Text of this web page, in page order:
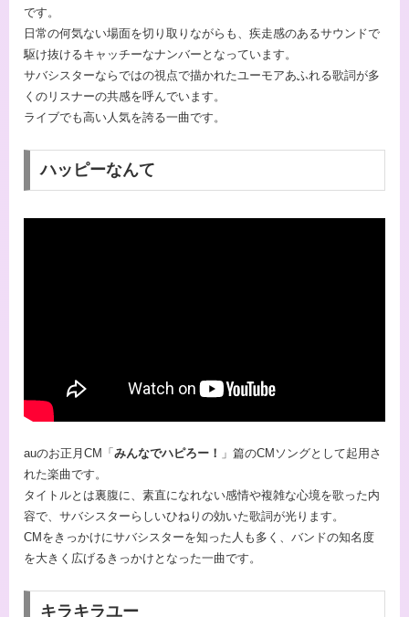
です。
日常の何気ない場面を切り取りながらも、疾走感のあるサウンドで
駆け抜けるキャッチーなナンバーとなっています。
サバシスターならではの視点で描かれたユーモアあふれる歌詞が多
くのリスナーの共感を呼んでいます。
ライブでも高い人気を誇る一曲です。
ハッピーなんて
auのお正月CM「 みんなでハピろー！ 」篇のCMソングとして起用さ
れた楽曲です。
タイトルとは裏腹に、素直になれない感情や複雑な心境を歌った内
容で、サバシスターらしいひねりの効いた歌詞が光ります。
CMをきっかけにサバシスターを知った人も多く、バンドの知名度
を大きく広げるきっかけとなった一曲です。
キラキラユー